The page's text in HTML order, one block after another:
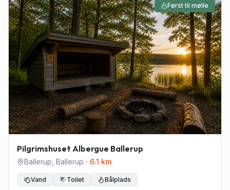
Først til mølle
Pilgrimshuset Albergue Ballerup
Ballerup Ballerup · 6.1 km
Vand Toilet Bålplads